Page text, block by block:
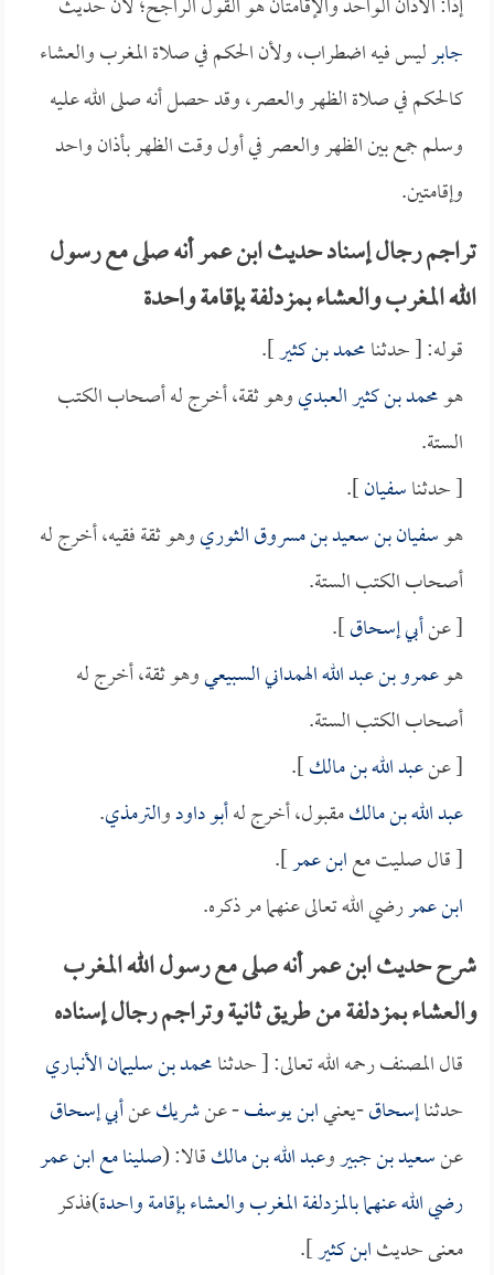
جابرليس فيه اضطراب، ولأن الحكم في صلاة المغرب والعشاء
كالحكم في صلاة الظهر والعصر، وقد حصل أنه صلى الله عليه
وسلم جمع بين الظهر والعصر في أول وقت الظهر بأذان واحد
وإقامتين.
تراجم رجال إسناد حديث ابن عمر أنه صلى مع رسول
الله المغرب والعشاء بمزدلفة بإقامة واحدة
قوله: [ حدثنامحمد بن كثير].
هومحمد بن كثير العبديوهو ثقة، أخرج له أصحاب الكتب
الستة.
[ حدثناسفيان].
هوسفيان بن سعيد بن مسروق الثوريوهو ثقة فقيه، أخرج له
أصحاب الكتب الستة.
[ عنأبي إسحاق].
هوعمرو بن عبد الله الهمداني السبيعيوهو ثقة، أخرج له
أصحاب الكتب الستة.
[ عنعبد الله بن مالك].
عبد الله بن مالكمقبول، أخرج لهأبو داودوالترمذي.
[ قال صليت معابن عمر].
ابن عمررضي الله تعالى عنهما مر ذكره.
شرح حديث ابن عمر أنه صلى مع رسول الله المغرب
والعشاء بمزدلفة من طريق ثانية وتراجم رجال إسناده
قال المصنف رحمه الله تعالى: [ حدثنامحمد بن سليمان الأنباري
حدثناإسحاق-يعنيابن يوسف- عنشريكعنأبي إسحاق
عنسعيد بن جبيروعبد الله بن مالكقالا: (صلينا معابن عمر
رضي الله عنهما بالمزدلفة المغرب والعشاء بإقامة واحدة)فذكر
معنى حديثابن كثير].